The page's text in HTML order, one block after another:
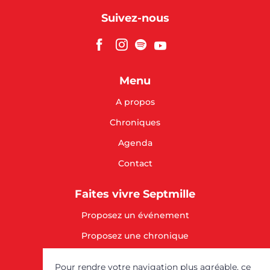
Suivez-nous
Menu
A propos
Chroniques
Agenda
Contact
Faites vivre Septmille
Proposez un événement
Proposez une chronique
SOUTENEZ-NOUS
Pour rendre votre navigation plus agréable, ce